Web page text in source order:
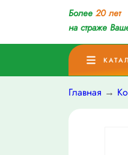
Более 20 лет
на страже
Главная →